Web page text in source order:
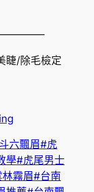
睫/除毛檢定
六飄眉#虎
學#虎尾男士
霧眉#台南